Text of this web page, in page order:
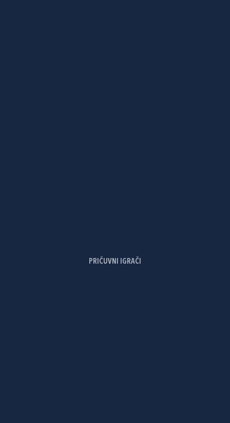
PRIČUVNI IGRAČI